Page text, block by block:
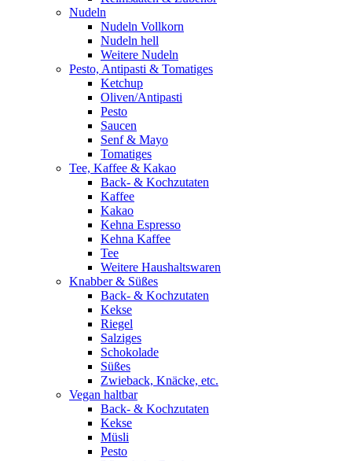
Nudeln
Nudeln Vollkorn
Nudeln hell
Weitere Nudeln
Pesto, Antipasti & Tomatiges
Ketchup
Oliven/Antipasti
Pesto
Saucen
Senf & Mayo
Tomatiges
Tee, Kaffee & Kakao
Back- & Kochzutaten
Kaffee
Kakao
Kehna Espresso
Kehna Kaffee
Tee
Weitere Haushaltswaren
Knabber & Süßes
Back- & Kochzutaten
Kekse
Riegel
Salziges
Schokolade
Süßes
Zwieback, Knäcke, etc.
Vegan haltbar
Back- & Kochzutaten
Kekse
Müsli
Pesto